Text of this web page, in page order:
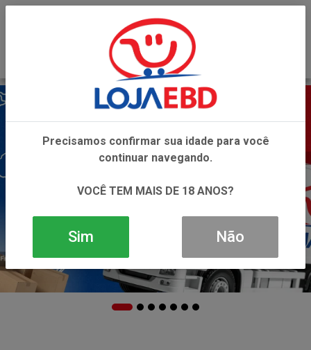
Precisamos confirmar sua idade para você
continuar navegando.
VOCÊ TEM MAIS DE 18 ANOS?
Sim Não